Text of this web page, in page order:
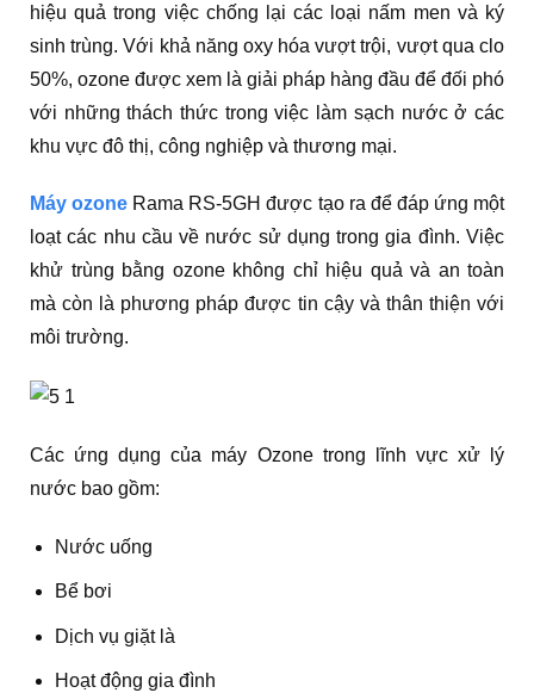
hiệu quả trong việc chống lại các loại nấm men và ký
sinh trùng. Với khả năng oxy hóa vượt trội, vượt qua clo
50%, ozone được xem là giải pháp hàng đầu để đối phó
với những thách thức trong việc làm sạch nước ở các
khu vực đô thị, công nghiệp và thương mại.
Máy ozone Rama RS-5GH được tạo ra để đáp ứng một
loạt các nhu cầu về nước sử dụng trong gia đình. Việc
khử trùng bằng ozone không chỉ hiệu quả và an toàn
mà còn là phương pháp được tin cậy và thân thiện với
môi trường.
Các ứng dụng của máy Ozone trong lĩnh vực xử lý
nước bao gồm:
Nước uống
Bể bơi
Dịch vụ giặt là
Hoạt động gia đình